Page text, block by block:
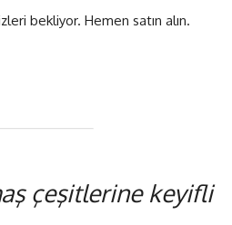
bekliyor. Hemen satın alın.
çeşitlerine keyifli